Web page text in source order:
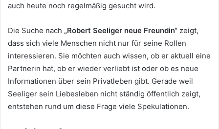
auch heute noch regelmäßig gesucht wird.
Die Suche nach „Robert Seeliger neue Freundin“ zeigt,
dass sich viele Menschen nicht nur für seine Rollen
interessieren. Sie möchten auch wissen, ob er aktuell eine
Partnerin hat, ob er wieder verliebt ist oder ob es neue
Informationen über sein Privatleben gibt. Gerade weil
Seeliger sein Liebesleben nicht ständig öffentlich zeigt,
entstehen rund um diese Frage viele Spekulationen.